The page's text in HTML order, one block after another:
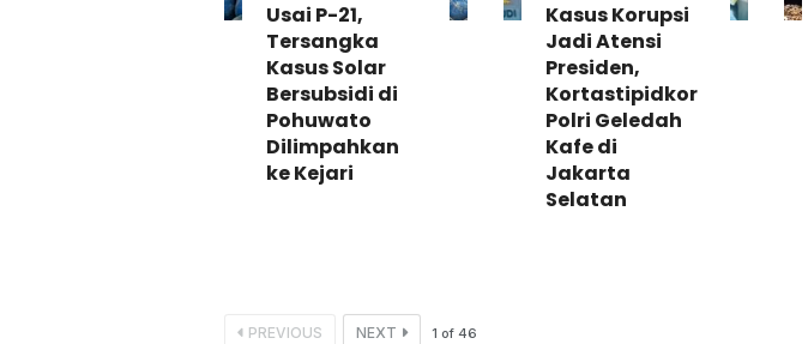
Usai P-21,
Tersangka
Kasus Solar
Bersubsidi di
Pohuwato
Dilimpahkan
ke Kejari
Kasus Korupsi
Jadi Atensi
Presiden,
Kortastipidkor
Polri Geledah
Kafe di
Jakarta
Selatan
PREVIOUS NEXT 1 of 46